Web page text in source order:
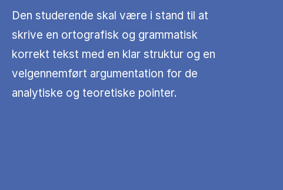
Den studerende skal være i stand til at
skrive en ortografisk og grammatisk
korrekt tekst med en klar struktur og en
velgennemført argumentation for de
analytiske og teoretiske pointer.